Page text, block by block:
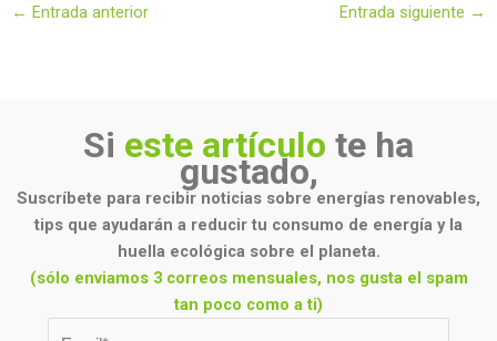
← Entrada anterior Entrada siguiente →
Si este artículo te ha
gustado,
Suscríbete para recibir noticias sobre energías renovables,
tips que ayudarán a reducir tu consumo de energía y la
huella ecológica sobre el planeta.
(sólo enviamos 3 correos mensuales, nos gusta el spam
tan poco como a ti)